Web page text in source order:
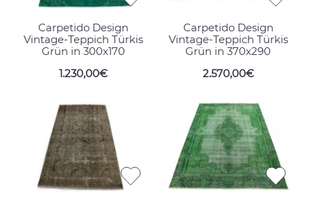
Carpetido Design
Vintage-Teppich Türkis
Grün in 300x170
1.230,00€
Carpetido Design
Vintage-Teppich Türkis
Grün in 370x290
2.570,00€